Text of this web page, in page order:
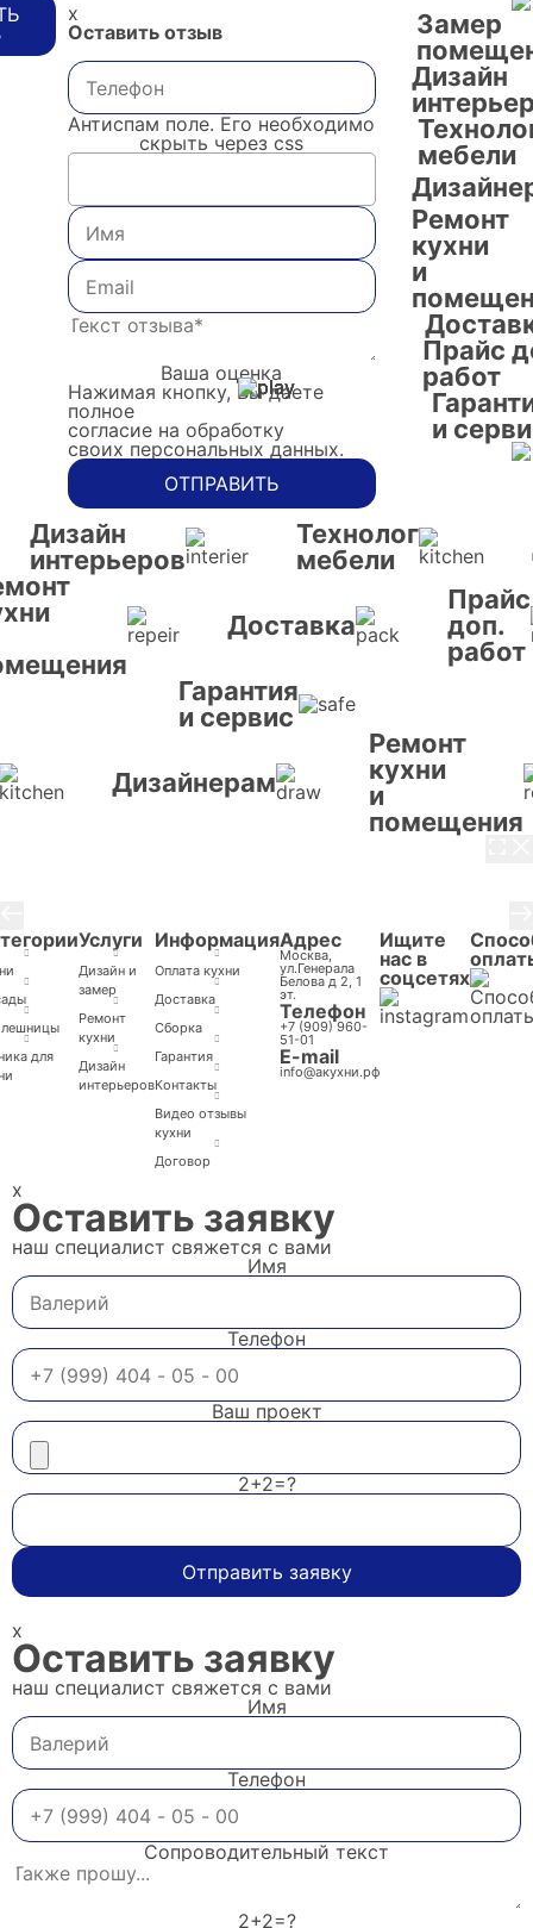
x
Оставить отзыв
Антиспам поле. Его необходимо
скрыть через css
Ваша оценка
Нажимая кнопку, Вы даете
полное
согласие на обработку
своих персональных данных.
ОТПРАВИТЬ
Замер
Дизайн
мебели
Ремонт
кухни
и
Прайс
работ
и
Дизайн
интерьеров
Технолог
мебели
Доставка
Прайс
доп.
работ
Гарантия
и сервис
Дизайнерам
Ремонт
кухни
и
помещения
для
Услуги
Дизайн и
замер
Ремонт
кухни
Дизайн
интерьеров
Информация
Оплата кухни
Доставка
Cборка
Гарантия
Контакты
Видео отзывы
кухни
Договор
Адрес
Москва,
ул.Генерала
Белова д 2, 1
эт.
Телефон
+7 (909) 960-
51-01
E-mail
info@акухни.рф
Ищите
нас в
соцсетях
x
Оставить заявку
наш специалист свяжется с вами
Имя
Телефон
Ваш проект
2+2=?
Отправить заявку
x
Оставить заявку
наш специалист свяжется с вами
Имя
Телефон
Сопроводительный текст
2+2=?